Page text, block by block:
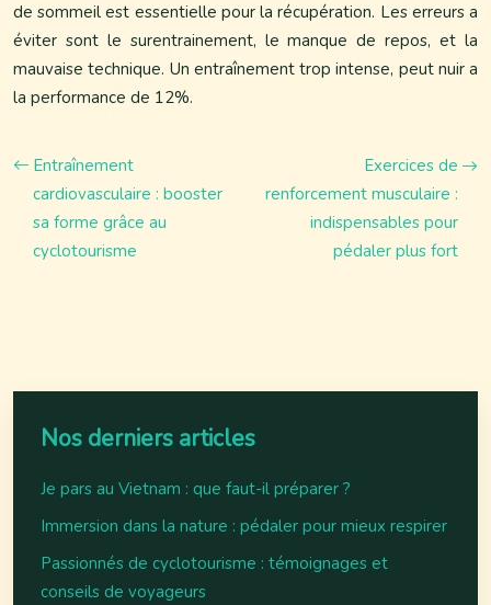
de sommeil est essentielle pour la récupération. Les erreurs a
éviter sont le surentrainement, le manque de repos, et la
mauvaise technique. Un entraînement trop intense, peut nuir a
la performance de 12%.
Entraînement
cardiovasculaire : booster
sa forme grâce au
cyclotourisme
Exercices de
renforcement musculaire :
indispensables pour
pédaler plus fort
Nos derniers articles
Je pars au Vietnam : que faut-il préparer ?
Immersion dans la nature : pédaler pour mieux respirer
Passionnés de cyclotourisme : témoignages et
conseils de voyageurs